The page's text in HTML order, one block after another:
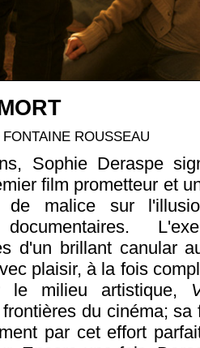
ROUSSEAU
Sophie Deraspe
film prometteur et
de malice sur
documentaires.
d'un brillant canular
plaisir, à la fois
le milieu artistique,
du cinéma;
par cet effort